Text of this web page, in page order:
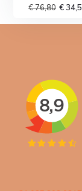
€ 76,80 €